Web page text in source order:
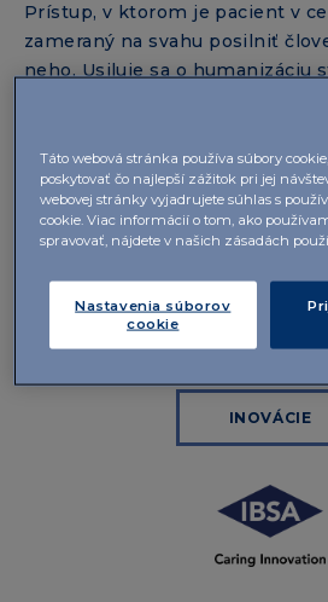
Prístup, v ktorom je pacient v
zameraný na svahu posilniť
neho. Usiluje sa o humanizáciu
venovanie plnej pozornosti
presahuje rámec ochorení.
Veríme, že starostlivosť je
predchádzať chorobám,
skupinového.
INOVÁCIE
Táto webová stránka používa súbory
poskytovať čo najlepší zážitok pri jej
webovej stránky vyjadrujete súhlas s
cookie. Viac informácií o tom, ako
spravovať, nájdete v našich zásadách
Nastavenia súborov
cookie